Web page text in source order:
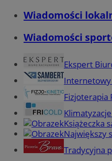
Wiadomości
Wiadomości
Ekspert
Fizjoterapia
Książeczka
Największy
Tradycyjna